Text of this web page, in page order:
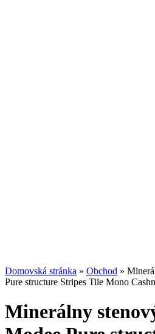
Domovská stránka » Obchod »
Pure structure Stripes Tile Mono
Minerálny